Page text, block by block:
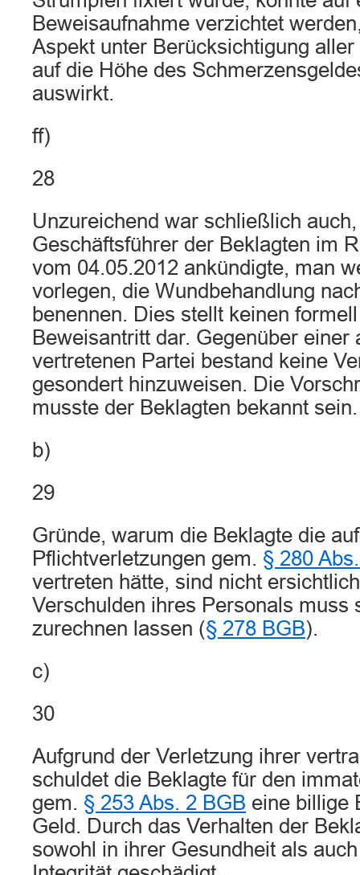
Beweisaufnahme verzichtet
Aspekt unter Berücksichtigung
auf die Höhe des
auswirkt.
ff)
28
Unzureichend war schließlich
Geschäftsführer der Beklagten im
vom 04.05.2012 ankündigte, man
vorlegen, die Wundbehandlung
benennen. Dies stellt keinen
Beweisantritt dar. Gegenüber einer
vertretenen Partei bestand keine
gesondert hinzuweisen. Die
musste der Beklagten bekannt sein.
b)
29
Gründe, warum die Beklagte die
Pflichtverletzungen gem. § 280
vertreten hätte, sind nicht
Verschulden ihres Personals muss
zurechnen lassen (§ 278 BGB).
c)
30
Aufgrund der Verletzung ihrer
schuldet die Beklagte für den
gem. § 253 Abs. 2 BGB eine billige
Geld. Durch das Verhalten der
sowohl in ihrer Gesundheit als